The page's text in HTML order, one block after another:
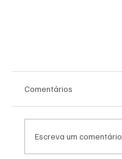
Comentários
Escreva um comentário